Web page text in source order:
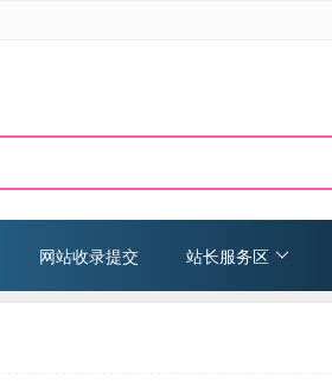
网站收录提交 站长服务区